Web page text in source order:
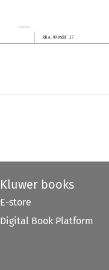


Kluwer books
E-store
Digital Book Platform